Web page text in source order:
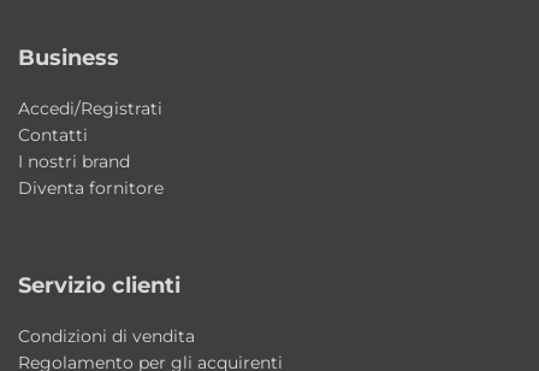
Quali vantaggi offre la doppia porta
battente?
La doppia porta battente consente
un’apertura ampia e senza ostacoli,
tradizionali.
Business
Accedi/Registrati
Contatti
I nostri brand
Diventa fornitore
Servizio clienti
Condizioni di vendita
Regolamento per gli acquirenti